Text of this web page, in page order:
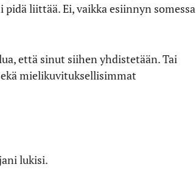
liittää. Ei, vaikka esiinnyn somessa
että sinut siihen yhdistetään. Tai
mielikuvituksellisimmat
lukisi.